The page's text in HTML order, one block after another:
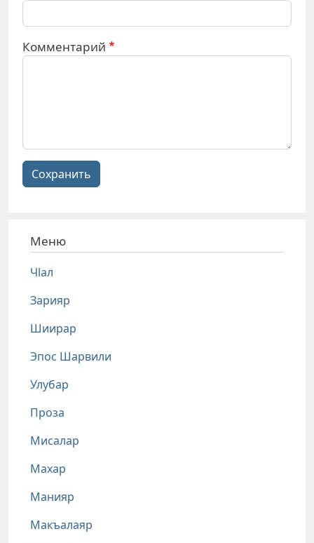
Комментарий
Сохранить
Меню
Чlал
Зарияр
Шиирар
Эпос Шарвили
Улубар
Проза
Мисалар
Махар
Манияр
Макъалаяр